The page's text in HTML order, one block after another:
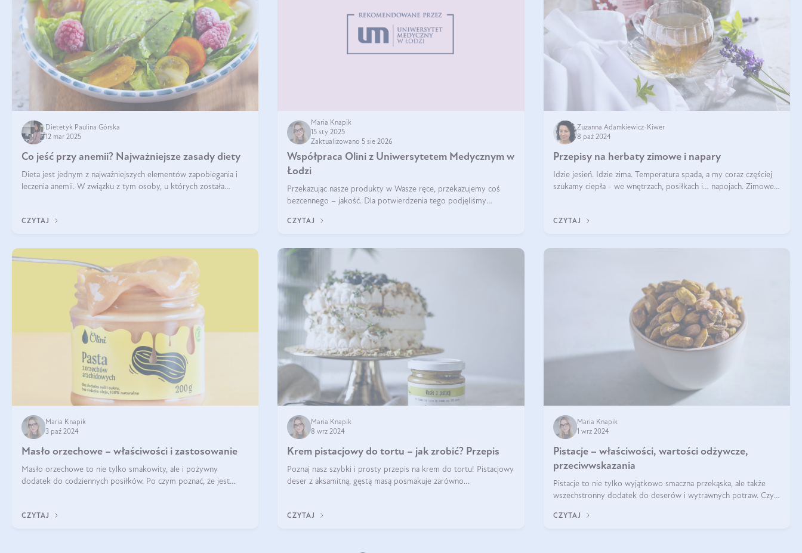
Dietetyk Paulina Górska
12 mar 2025
Co jeść przy anemii? Najważniejsze zasady diety
Dieta jest jednym z najważniejszych elementów zapobiegania i
leczenia anemii. W związku z tym osoby, u których została
CZYTAJ
Maria Knapik
15 sty 2025
Zaktualizowano 5 sie 2026
Współpraca Olini z Uniwersytetem Medycznym w
Łodzi
Przekazując nasze produkty w Wasze ręce, przekazujemy coś
bezcennego – jakość. Dla potwierdzenia tego podjęliśmy
regularnie badają nasze oleje,
CZYTAJ
Zuzanna Adamkiewicz-Kiwer
8 paź 2024
Przepisy na herbaty zimowe i napary
Idzie jesień. Idzie zima. Temperatura spada, a my coraz częściej
szukamy ciepła - we wnętrzach, posiłkach i… napojach. Zimowe
CZYTAJ
Maria Knapik
3 paź 2024
Masło orzechowe – właściwości i zastosowanie
Masło orzechowe to nie tylko smakowity, ale i pożywny
dodatek do codziennych posiłków. Po czym poznać, że jest
CZYTAJ
Maria Knapik
8 wrz 2024
Krem pistacjowy do tortu – jak zrobić? Przepis
Poznaj nasz szybki i prosty przepis na krem do tortu! Pistacjowy
deser z aksamitną, gęstą masą posmakuje zarówno
CZYTAJ
Maria Knapik
1 wrz 2024
Pistacje – właściwości, wartości odżywcze,
przeciwwskazania
Pistacje to nie tylko wyjątkowo smaczna przekąska, ale także
wszechstronny dodatek do deserów i wytrawnych potraw. Czy
każdy może się ni
CZYTAJ